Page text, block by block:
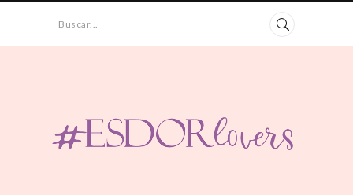
Buscar...